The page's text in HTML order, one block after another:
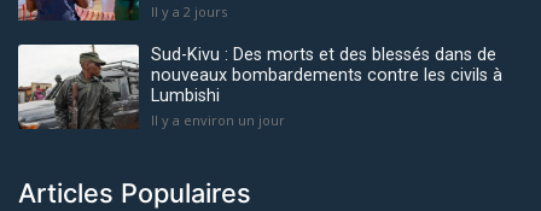
Il y a 2 jours
Sud-Kivu : Des morts et des blessés dans de
nouveaux bombardements contre les civils à
Lumbishi
Il y a environ un jour
Articles Populaires